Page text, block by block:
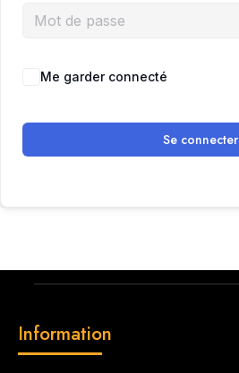
Me garder connecté
Se connecter
Information